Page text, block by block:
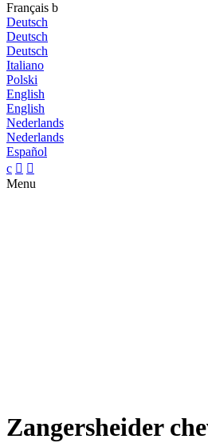
Français b
Deutsch
Deutsch
Deutsch
Italiano
Polski
English
English
Nederlands
Nederlands
Español
c  
Menu
Zangersheider